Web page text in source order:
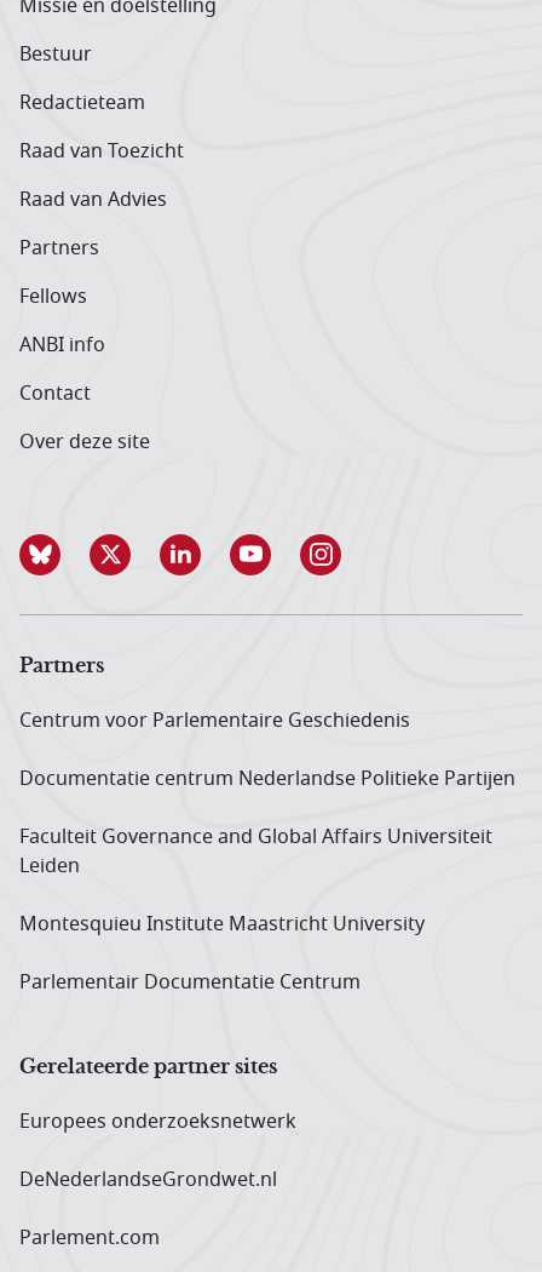
Bestuur
Redactieteam
Raad van Toezicht
Raad van Advies
Partners
Fellows
ANBI info
Contact
Over deze site
Partners
Centrum voor Parlementaire Geschiedenis
Documentatie centrum Neder­landse Politieke Partijen
Faculteit Governance and Global Affairs Universiteit
Leiden
Montesquieu Institute Maastricht University
Parlementair Documentatie Centrum
Gerelateerde partner sites
Europees onderzoeks­netwerk
DeNederlandseGrondwet.nl
Parlement.com